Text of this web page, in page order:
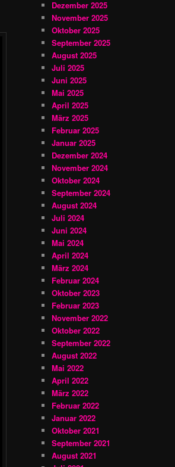
Dezember 2025
November 2025
Oktober 2025
September 2025
August 2025
Juli 2025
Juni 2025
Mai 2025
April 2025
März 2025
Februar 2025
Januar 2025
Dezember 2024
November 2024
Oktober 2024
September 2024
August 2024
Juli 2024
Juni 2024
Mai 2024
April 2024
März 2024
Februar 2024
Oktober 2023
Februar 2023
November 2022
Oktober 2022
September 2022
August 2022
Mai 2022
April 2022
März 2022
Februar 2022
Januar 2022
Oktober 2021
September 2021
August 2021